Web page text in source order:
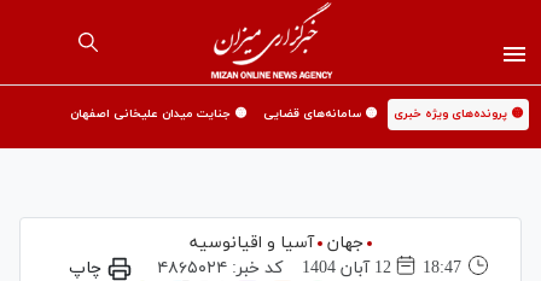
🟡 پرونده‌های ویژه خبری 🟡 سامانه‌های قضایی 🟡 جنایت میدان علیخانی اصفهان
جهان
آسیا و اقیانوسیه
18:47
12 آبان 1404 کد خبر:۴۸۶۵۰۲۴ چاپ